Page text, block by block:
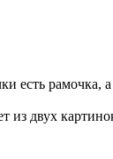
есть рамочка, а
из двух